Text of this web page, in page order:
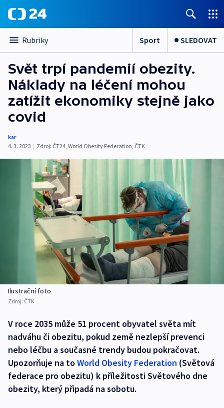
Rubriky Sport SLEDOVAT
Svět trpí pandemií obezity.
Náklady na léčení mohou
zatížit ekonomiky stejně jako
covid
kar
4. 3. 2023 | Zdroj: ČT24, World Obesity Federation, ČTK
Ilustrační foto
Zdroj: ČTK
V roce 2035 může 51 procent obyvatel světa mít
nadváhu či obezitu, pokud země nezlepší prevenci
nebo léčbu a současné trendy budou pokračovat.
Upozorňuje na toWorld Obesity Federation (Světová
federace pro obezitu) k příležitosti Světového dne
obezity, který připadá na sobotu.